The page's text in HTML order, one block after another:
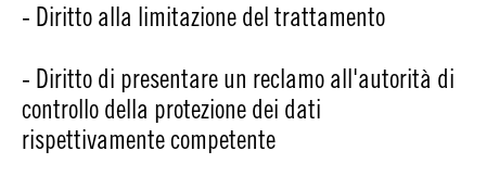
- Diritto alla limitazione del trattamento
- Diritto di presentare un reclamo all'autorità di
controllo della protezione dei dati
rispettivamente competente